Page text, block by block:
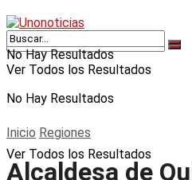
No Hay Resultados
Ver Todos los Resultados
No Hay Resultados
Ver Todos los Resultados
Inicio Regiones
Alcaldesa de